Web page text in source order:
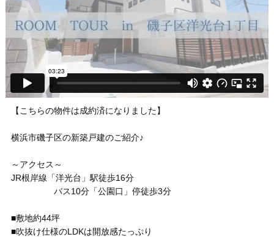
【こちらの物件は成約済になりました】
横浜市磯子区の新築戸建のご紹介♪
～アクセス～
JR根岸線「洋光台」駅徒歩16分
バス10分「公園口」停徒歩3分
■敷地約44坪
■吹抜け仕様のLDKは開放感たっぷり